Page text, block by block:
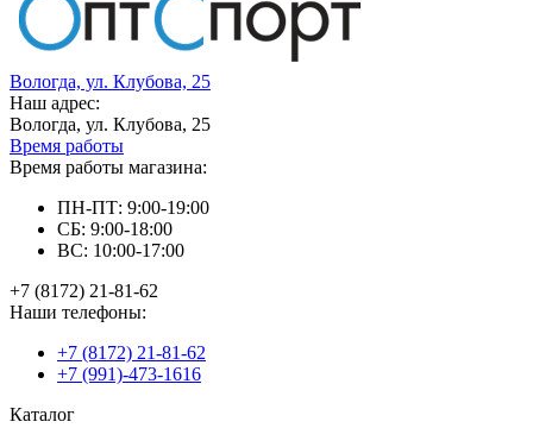
Вологда, ул. Клубова, 25
Наш адрес:
Вологда, ул. Клубова, 25
Время работы
Время работы магазина:
ПН-ПТ: 9:00-19:00
СБ: 9:00-18:00
ВС: 10:00-17:00
+7 (8172) 21-81-62
Наши телефоны:
+7 (8172) 21-81-62
+7 (991)-473-1616
Каталог